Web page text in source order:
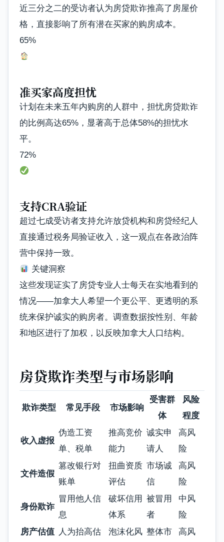
近三分之二的受访者认为房贷欺诈推高了房屋价
格，直接影响了所有潜在买家的购房成本。
65%
准买家高度担忧
计划在未来五年内购房的人群中，担忧房贷欺诈
的比例高达65%，显著高于总体58%的担忧水
平。
72%
支持CRA验证
超过七成受访者支持允许放贷机构和房贷经纪人
直接通过税务局验证收入，这一观点在各政治阵
营中保持一致。
关键洞察
这些发现证实了房贷专业人士每天在实地看到的
情况——加拿大人希望一个更公平、更透明的系
统来保护诚实的购房者。调查数据按性别、年龄
和地区进行了加权，以反映加拿大人口结构。
房贷欺诈类型与市场影响
欺诈类型 常见手段 市场影响
受害群
体
风险
程度
收入虚报
伪造工资
单、税单
推高竞价
能力
诚实申
请人
高风
险
文件造假
篡改银行对
账单
扭曲资质
评估
市场诚
信
高风
险
身份欺诈
冒用他人信
息
破坏信用
体系
被冒用
者
中风
险
房产估值
人为抬高估
泡沫化风 整体市
高风